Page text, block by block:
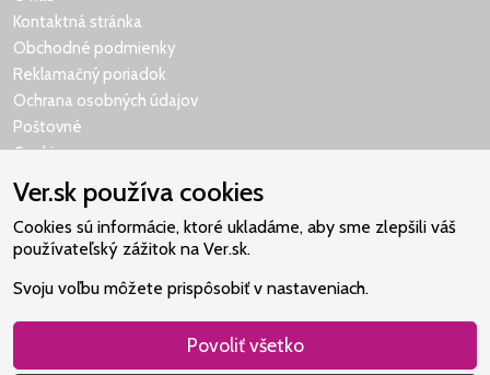
Kontaktná stránka
Obchodné podmienky
Reklamačný poriadok
Ochrana osobných údajov
Poštovné
Cookies
Naše srdce je v Martindome.
Podporujeme aktivity spoločenstva,
ktoré pomáha nájsť vzťah s Bohom.
Ver.sk používa cookies
Cookies sú informácie, ktoré ukladáme, aby sme zlepšili váš
používateľský zážitok na Ver.sk.
Svoju voľbu môžete prispôsobiť v nastaveniach.
Povoliť všetko